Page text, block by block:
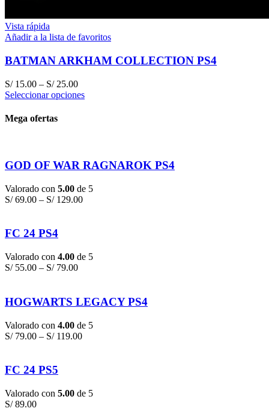
Vista rápida
Añadir a la lista de favoritos
BATMAN ARKHAM COLLECTION PS4
S/15.00 – S/25.00
Seleccionar opciones
Mega ofertas
GOD OF WAR RAGNAROK PS4
Valorado con 5.00 de 5
S/69.00 – S/129.00
FC 24 PS4
Valorado con 4.00 de 5
S/55.00 – S/79.00
HOGWARTS LEGACY PS4
Valorado con 4.00 de 5
S/79.00 – S/119.00
FC 24 PS5
Valorado con 5.00 de 5
S/89.00